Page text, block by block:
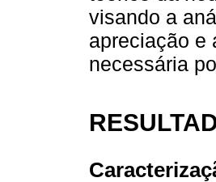
visando a
apreciação e
necessária